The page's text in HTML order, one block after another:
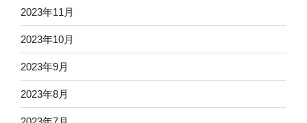
2023年11月
2023年10月
2023年9月
2023年8月